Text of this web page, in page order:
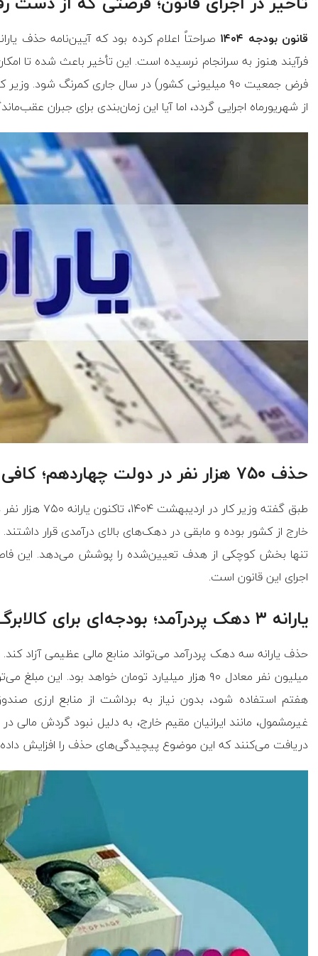
قانون بودجه ۱۴۰۴ صراحتاً اعلام کرده بود که آیین‌نامه حذف
فرض جمعیت ۹۰ میلیونی کشور) در سال جاری کمرنگ
از شهریورماه اجرایی گردد، اما آیا این زمان‌بندی برای جبران
حذف ۷۵۰ هزار نفر در دولت چهاردهم؛ کافی یا ناکافی؟
تنها بخش کوچکی از هدف تعیین‌شده را پوشش می‌دهد. این
اجرای این قانون است.
یارانه ۳ دهک پردرآمد؛ بودجه‌ای برای کالابرگ دهک‌های پایین
میلیون نفر معادل ۹۰ هزار میلیارد تومان خواهد
هفتم استفاده شود، بدون نیاز به برداشت از منابع ارزی
غیرمشمول، مانند ایرانیان مقیم خارج، به دلیل نبود گردش مالی
دریافت می‌کنند که این موضوع پیچیدگی‌های حذف را افزایش